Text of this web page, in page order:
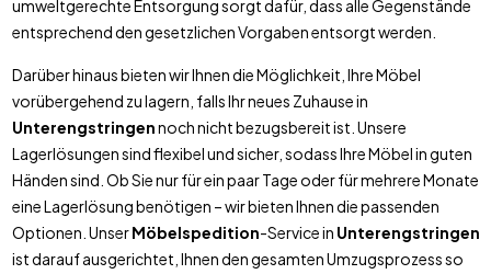
umweltgerechte Entsorgung sorgt dafür, dass alle Gegenstände
entsprechend den gesetzlichen Vorgaben entsorgt werden.
Darüber hinaus bieten wir Ihnen die Möglichkeit, Ihre Möbel
vorübergehend zu lagern, falls Ihr neues Zuhause in
Unterengstringennoch nicht bezugsbereit ist. Unsere
Lagerlösungen sind flexibel und sicher, sodass Ihre Möbel in guten
Händen sind. Ob Sie nur für ein paar Tage oder für mehrere Monate
eine Lagerlösung benötigen – wir bieten Ihnen die passenden
Optionen. UnserMöbelspedition-Service in Unterengstringen
ist darauf ausgerichtet, Ihnen den gesamten Umzugsprozess so